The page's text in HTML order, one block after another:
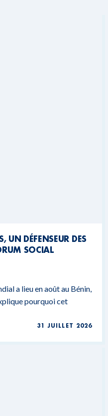
UN DÉFENSEUR DES
SOCIAL
a lieu en août au Bénin,
pourquoi cet
31 JUILLET 2026